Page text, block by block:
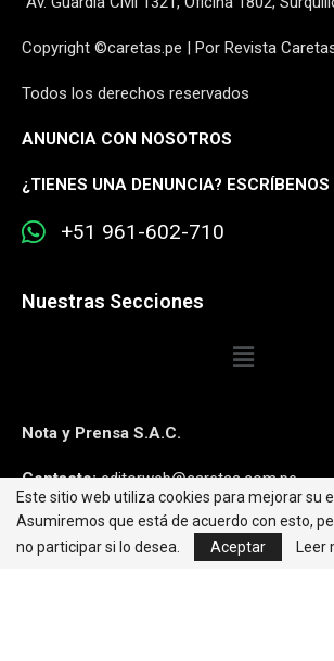
Copyright ©caretas.pe | Por Revista
Todos los derechos reservados
ANUNCIA CON NOSOTROS
¿TIENES UNA DENUNCIA? ESCRÍBENOS
+51 961-602-710
Nuestras Secciones
Nota y Prensa S.A.C.
Contacto:editorweb@caretas.com.pe
Síguenos:
Este sitio web utiliza cookies para mejorar su
Asumiremos que está de acuerdo con esto,
no participar si lo desea.
Aceptar Leer